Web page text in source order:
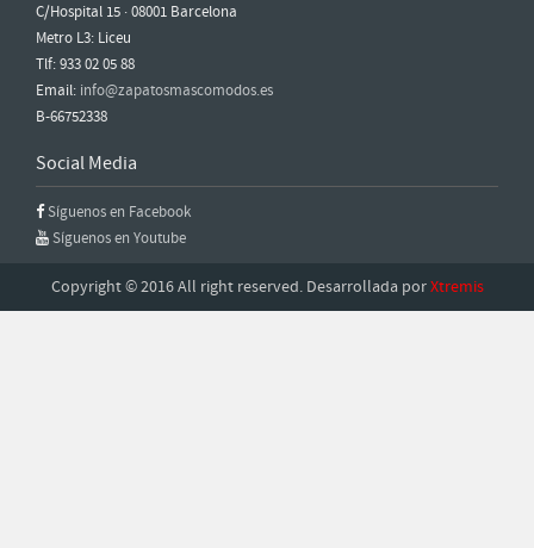
C/Hospital 15 · 08001 Barcelona
Metro L3: Liceu
Tlf: 933 02 05 88
Email: info@zapatosmascomodos.es
B-66752338
Social Media
Síguenos en Facebook
Síguenos en Youtube
Copyright © 2016 All right reserved. Desarrollada porXtremis